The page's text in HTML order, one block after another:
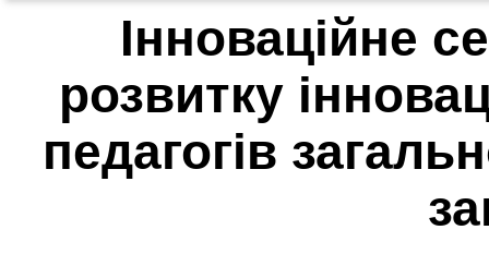
Інноваційне
розвитку
педагогів